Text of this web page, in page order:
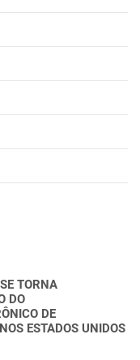
TORNA
DO
DE
ESTADOS UNIDOS